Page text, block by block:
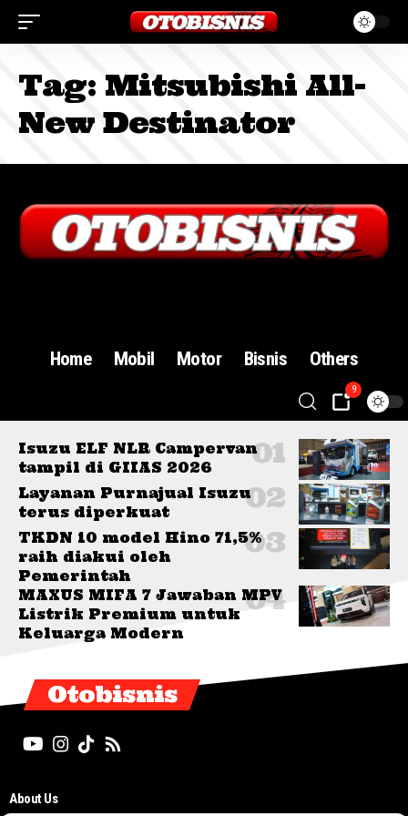
Tag: Mitsubishi All-
New Destinator
Home Mobil Motor Bisnis Others
9
Isuzu ELF NLR Campervan
tampil di GIIAS 2026
Layanan Purnajual Isuzu
terus diperkuat
TKDN 10 model Hino 71,5%
raih diakui oleh
Pemerintah
MAXUS MIFA 7 Jawaban MPV
Listrik Premium untuk
Keluarga Modern
Otobisnis
About Us